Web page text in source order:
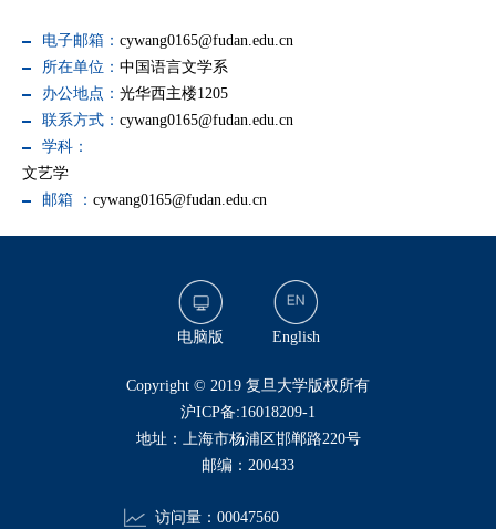
电子邮箱： cywang0165@fudan.edu.cn
所在单位： 中国语言文学系
办公地点： 光华西主楼1205
联系方式： cywang0165@fudan.edu.cn
学科：
文艺学
邮箱 ： cywang0165@fudan.edu.cn
电脑版 English
​Copyright © 2019 复旦大学版权所有
沪ICP备:16018209-1
地址：上海市杨浦区邯郸路220号
邮编：200433
访问量： 00047560